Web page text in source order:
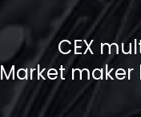
CEX
Market